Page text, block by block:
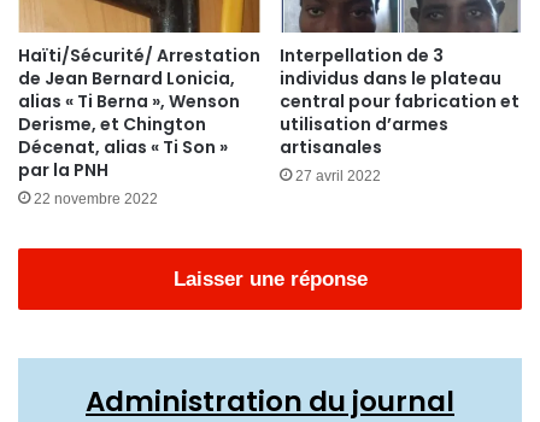
Haïti/Sécurité/ Arrestation
de Jean Bernard Lonicia,
alias « Ti Berna », Wenson
Derisme, et Chington
Décenat, alias « Ti Son »
par la PNH
22 novembre 2022
Interpellation de 3
individus dans le plateau
central pour fabrication et
utilisation d’armes
artisanales
27 avril 2022
Laisser une réponse
Administration du journal